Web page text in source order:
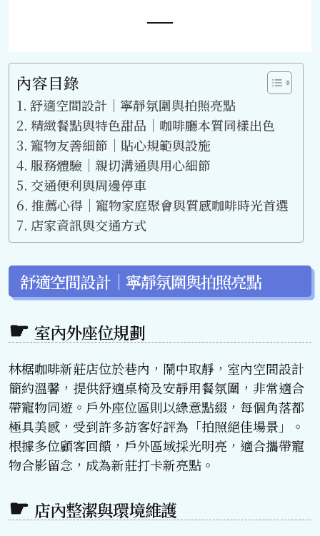
內容目錄
舒適空間設計｜寧靜氛圍與拍照亮點
精緻餐點與特色甜品｜咖啡廳本質同樣出色
寵物友善細節｜貼心規範與設施
服務體驗｜親切溝通與用心細節
交通便利與周邊停車
推薦心得｜寵物家庭聚會與質感咖啡時光首選
店家資訊與交通方式
舒適空間設計｜寧靜氛圍與拍照亮點
室內外座位規劃
林椐咖啡新莊店位於巷內，鬧中取靜，室內空間設計
簡約溫馨，提供舒適桌椅及安靜用餐氛圍，非常適合
帶寵物同遊。戶外座位區則以綠意點綴，每個角落都
極具美感，受到許多訪客好評為「拍照絕佳場景」。
根據多位顧客回饋，戶外區域採光明亮，適合攜帶寵
物合影留念，成為新莊打卡新亮點。
店內整潔與環境維護